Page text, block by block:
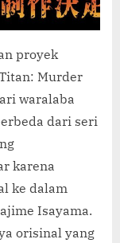
proyek
Murder
waralaba
dari seri
karena
ke dalam
Isayama.
orisinal yang